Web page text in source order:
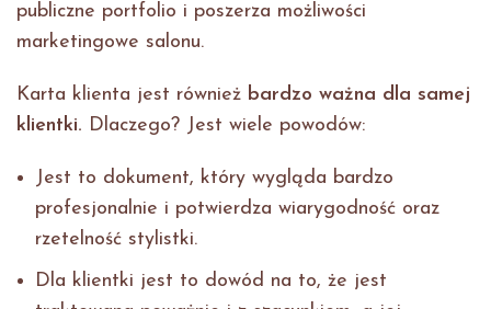
publiczne portfolio i poszerza możliwości
marketingowe salonu.
Karta klienta jest również bardzo ważna dla samej
klientki. Dlaczego? Jest wiele powodów:
Jest to dokument, który wygląda bardzo
profesjonalnie i potwierdza wiarygodność oraz
rzetelność stylistki.
Dla klientki jest to dowód na to, że jest